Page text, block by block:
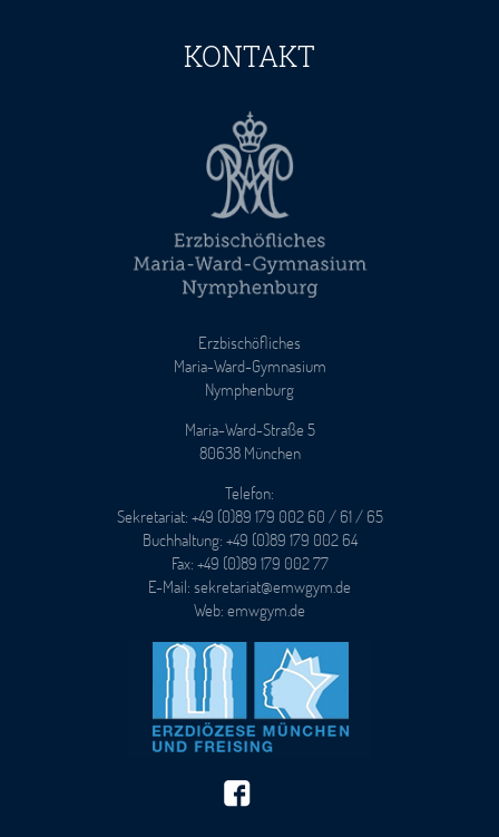
KONTAKT
Erzbischöfliches
Maria-Ward-Gymnasium
Nymphenburg
Maria-Ward-Straße 5
80638 München
Telefon:
Sekretariat: +49 (0)89 179 002 60 / 61 / 65
Buchhaltung: +49 (0)89 179 002 64
Fax: +49 (0)89 179 002 77
E-Mail: sekretariat@emwgym.de
Web: emwgym.de